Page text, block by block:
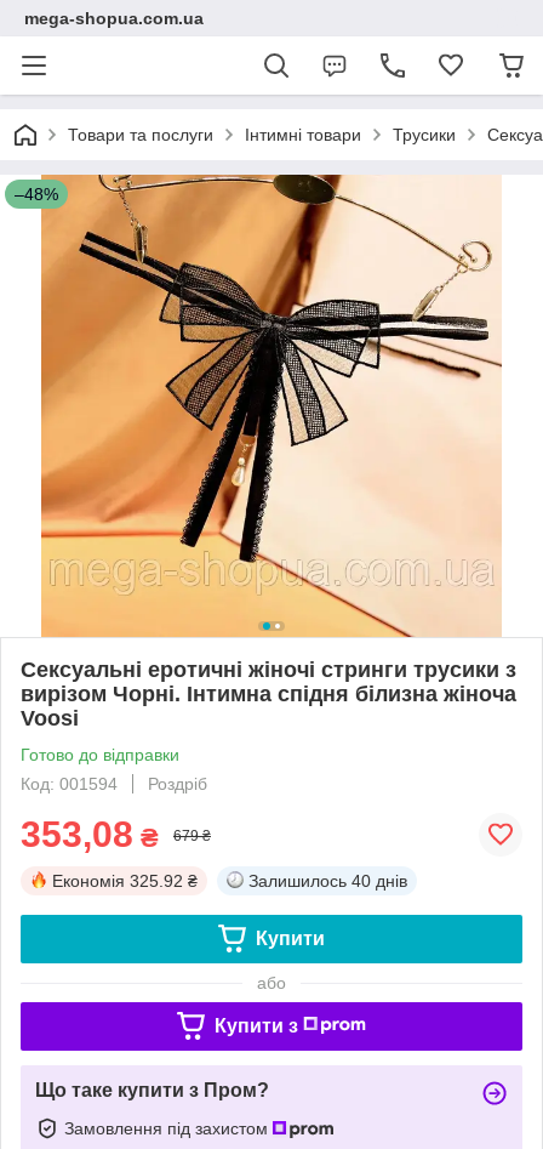
mega-shopua.com.ua
Товари та послуги Інтимні товари Трусики
–48%
Сексуальні еротичні жіночі стринги трусики з
вирізом Чорні. Інтимна спідня білизна жіноча
Voosi
Готово до відправки
Код: 001594
Роздріб
353,08 ₴ 679 ₴
Економія 325.92 ₴ Залишилось 40 днів
Купити
або
Купити з
Що таке купити з Пром?
Замовлення під захистом